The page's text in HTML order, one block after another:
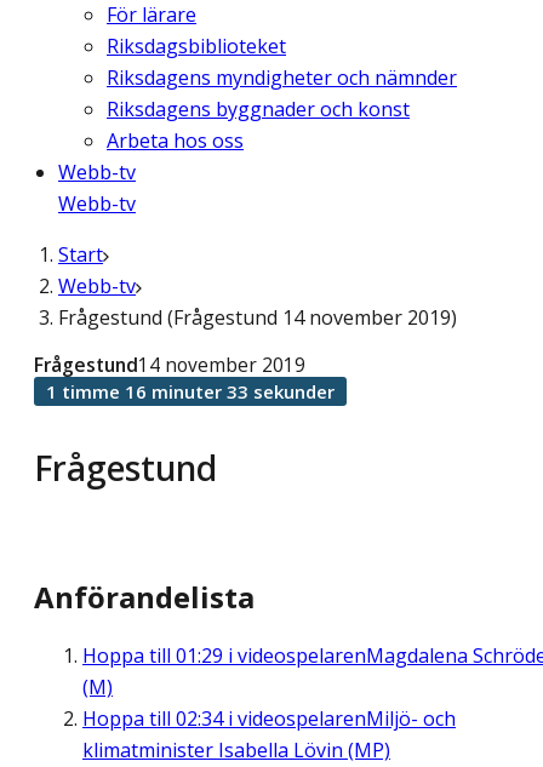
För lärare
Riksdagsbiblioteket
Riksdagens myndigheter och nämnder
Riksdagens byggnader och konst
Arbeta hos oss
Webb-tv
Webb-tv
Start
Webb-tv
Frågestund (Frågestund 14 november 2019)
Frågestund
Frågestund14 november 2019
1 timme 16 minuter 33 sekunder
Anförandelista
Hoppa till 01:29 i videospelarenMagdalena
(M)
Hoppa till 02:34i videospelarenMiljö- och
klimatminister Isabella Lövin (MP)